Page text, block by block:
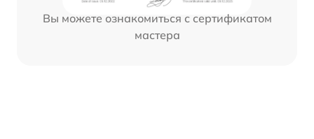
Вы можете ознакомиться с сертификатом
мастера